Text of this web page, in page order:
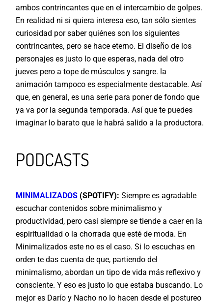
ambos contrincantes que en el intercambio de golpes.
En realidad ni si quiera interesa eso, tan sólo sientes
curiosidad por saber quiénes son los siguientes
contrincantes, pero se hace eterno. El diseño de los
personajes es justo lo que esperas, nada del otro
jueves pero a tope de músculos y sangre. la
animación tampoco es especialmente destacable. Así
que, en general, es una serie para poner de fondo que
ya va por la segunda temporada. Así que te puedes
imaginar lo barato que le habrá salido a la productora.
PODCASTS
MINIMALIZADOS (SPOTIFY): Siempre es agradable
escuchar contenidos sobre minimalismo y
productividad, pero casi siempre se tiende a caer en la
espiritualidad o la chorrada que esté de moda. En
Minimalizados este no es el caso. Si lo escuchas en
orden te das cuenta de que, partiendo del
minimalismo, abordan un tipo de vida más reflexivo y
consciente. Y eso es justo lo que estaba buscando. Lo
mejor es Darío y Nacho no lo hacen desde el postureo